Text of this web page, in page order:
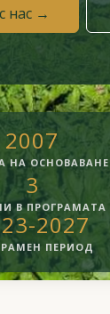
нас →
2007
НА ОСНОВАВАНЕ
3
В ПРОГРАМАТА
2027
ПЕРИОД